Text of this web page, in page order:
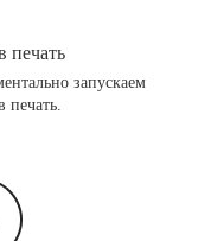
печать
запускаем
печать.